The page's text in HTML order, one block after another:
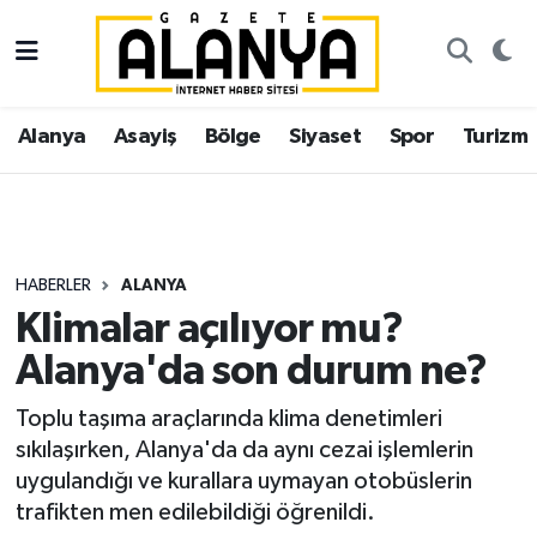
Alanya Asayiş Bölge Siyaset Spor Turizm
HABERLER ALANYA
Klimalar açılıyor mu?
Alanya'da son durum ne?
Toplu taşıma araçlarında klima denetimleri
sıkılaşırken, Alanya'da da aynı cezai işlemlerin
uygulandığı ve kurallara uymayan otobüslerin
trafikten men edilebildiği öğrenildi.
Alanya
Asayiş
Siyaset
Spor
Turizm
Ekonomi
Gazipaşa
İstanbul Nöbetçi Eczaneler
İstanbul Hava Durumu
Süper Lig Puan Durumu ve Fikstür
Tüm Manşetler
Son Dakika Haberleri
Haber Arşivi